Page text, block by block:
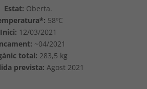
Estat: Oberta.
58ºC
Inici: 12/03/2021
~04/2021
total: 283,5 kg
prevista: Agost 2021